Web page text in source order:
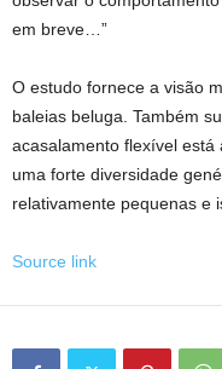
em breve…”
O estudo fornece a visão
baleias beluga. Também
acasalamento flexível
uma forte diversidade
relativamente pequenas e
Source link